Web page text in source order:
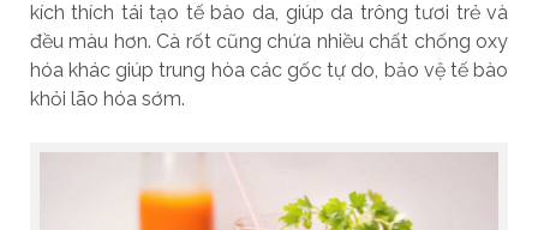
kích thích tái tạo tế bào da, giúp da trông tươi trẻ và
đều màu hơn. Cà rốt cũng chứa nhiều chất chống oxy
hóa khác giúp trung hòa các gốc tự do, bảo vệ tế bào
khỏi lão hóa sớm.